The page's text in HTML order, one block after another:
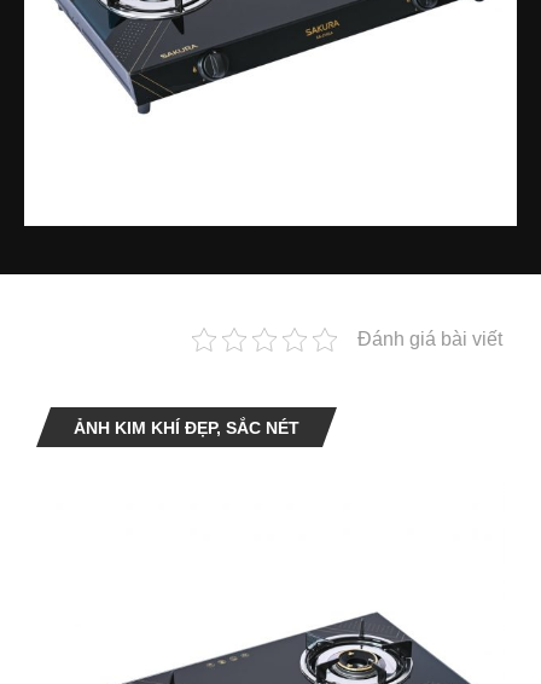
Đánh giá bài viết
ẢNH KIM KHÍ ĐẸP, SẮC NÉT